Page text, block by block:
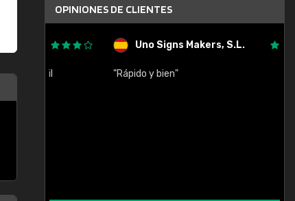
OPINIONES DE CLIENTES
Uno Signs Makers, S.L.
"Rápido y bien"